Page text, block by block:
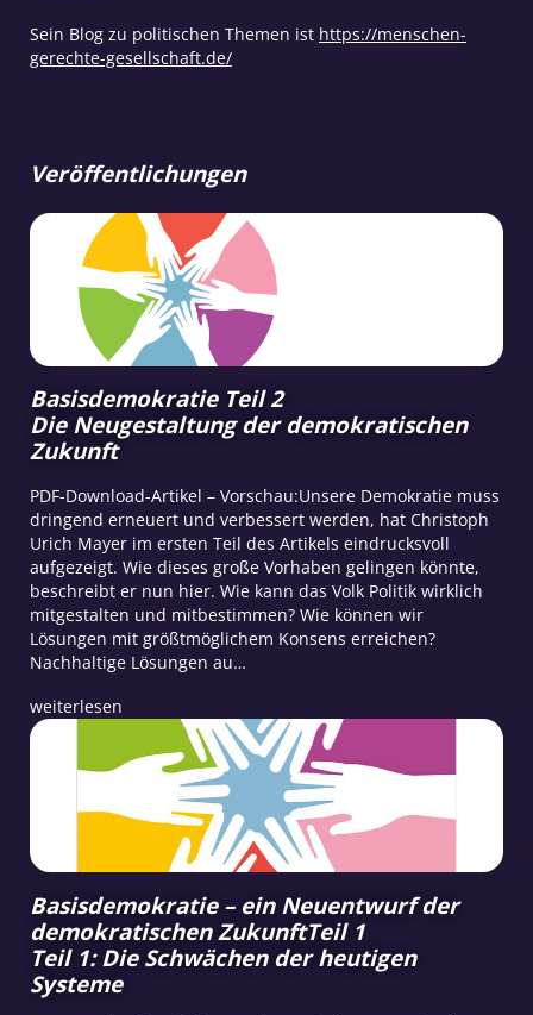
Sein Blog zu politischen Themen ist https://menschen-
gerechte-gesellschaft.de/
Veröffentlichungen
Basisdemokratie Teil 2
Die Neugestaltung der demokratischen
Zukunft
PDF-Download-Artikel – Vorschau:Unsere Demokratie muss
dringend erneuert und verbessert werden, hat Christoph
Urich Mayer im ersten Teil des Artikels eindrucksvoll
aufgezeigt. Wie dieses große Vorhaben gelingen könnte,
beschreibt er nun hier. Wie kann das Volk Politik wirklich
mitgestalten und mitbestimmen? Wie können wir
Lösungen mit größtmöglichem Konsens erreichen?
Nachhaltige Lösungen au…
weiterlesen
Basisdemokratie – ein Neuentwurf der
demokratischen ZukunftTeil 1
Teil 1: Die Schwächen der heutigen
Systeme